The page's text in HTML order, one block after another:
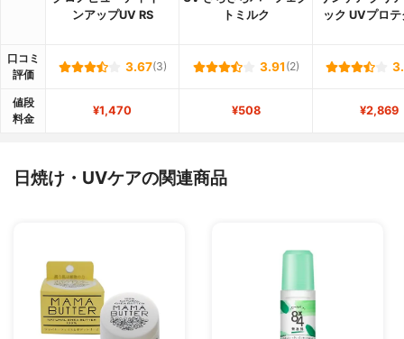
ンアップUV RS
トミルク
ック UVプロ
口コミ
評価
3.67(3) 3.91 (2)
値段
料金
¥1,470 ¥508 ¥2,869
日焼け・UVケアの関連商品